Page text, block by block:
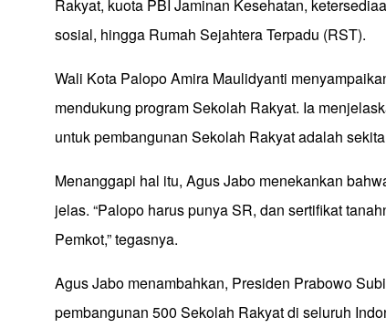
Rakyat, kuota PBI Jaminan Kesehatan,
sosial, hingga Rumah Sejahtera Terpadu (RST).
Wali Kota Palopo Amira Maulidyanti
mendukung program Sekolah Rakyat. Ia
untuk pembangunan Sekolah Rakyat adalah
Menanggapi hal itu, Agus Jabo menekankan
jelas. “Palopo harus punya SR, dan sertifikat
Pemkot,” tegasnya.
Agus Jabo menambahkan, Presiden Prabowo
pembangunan 500 Sekolah Rakyat di seluruh